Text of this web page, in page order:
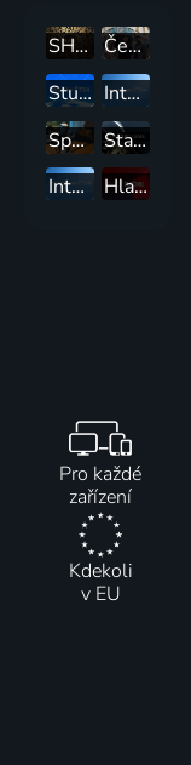
SHOWTIME
Čekuj Česko
Studio ČT24
Interview ČT24
Speciál: Dění týdne
Start[UP]ujeme
Interview Speciál
Hlasy zločinu
Pro každé
zařízení
Kdekoli
v EU